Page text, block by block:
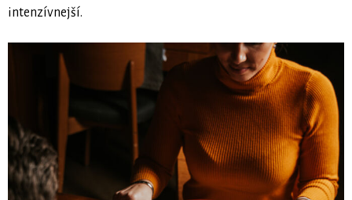
intenzívnejší.